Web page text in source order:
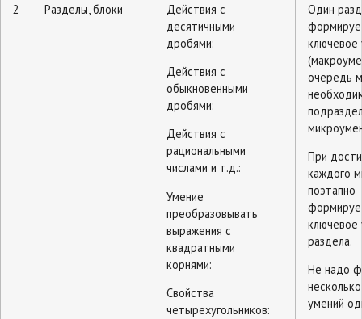
2 Разделы, блоки
Действия с
десятичными
дробями:
Действия с
обыкновенными
дробями:
Действия с
рациональными
числами и т.д.:
Умение
преобразовывать
выражения с
квадратными
корнями:
Свойства
четырехугольников:
Один
ключевое
очередь
При
каждого
поэтапно
ключевое
раздела.
Не надо
умений